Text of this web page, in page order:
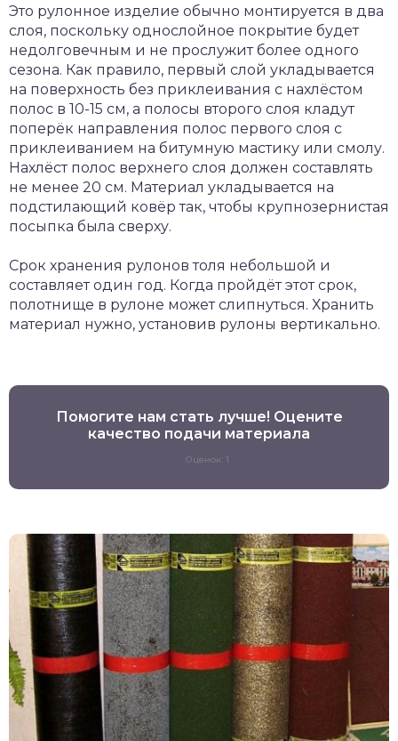
Это рулонное изделие обычно монтируется в два
слоя, поскольку однослойное покрытие будет
недолговечным и не прослужит более одного
сезона. Как правило, первый слой укладывается
на поверхность без приклеивания с нахлёстом
полос в 10-15 см, а полосы второго слоя кладут
поперёк направления полос первого слоя с
приклеиванием на битумную мастику или смолу.
Нахлёст полос верхнего слоя должен составлять
не менее 20 см. Материал укладывается на
подстилающий ковёр так, чтобы крупнозернистая
посыпка была сверху.
Срок хранения рулонов толя небольшой и
составляет один год. Когда пройдёт этот срок,
полотнище в рулоне может слипнуться. Хранить
материал нужно, установив рулоны вертикально.
Помогите нам стать лучше! Оцените
качество подачи материала
Оценок: 1